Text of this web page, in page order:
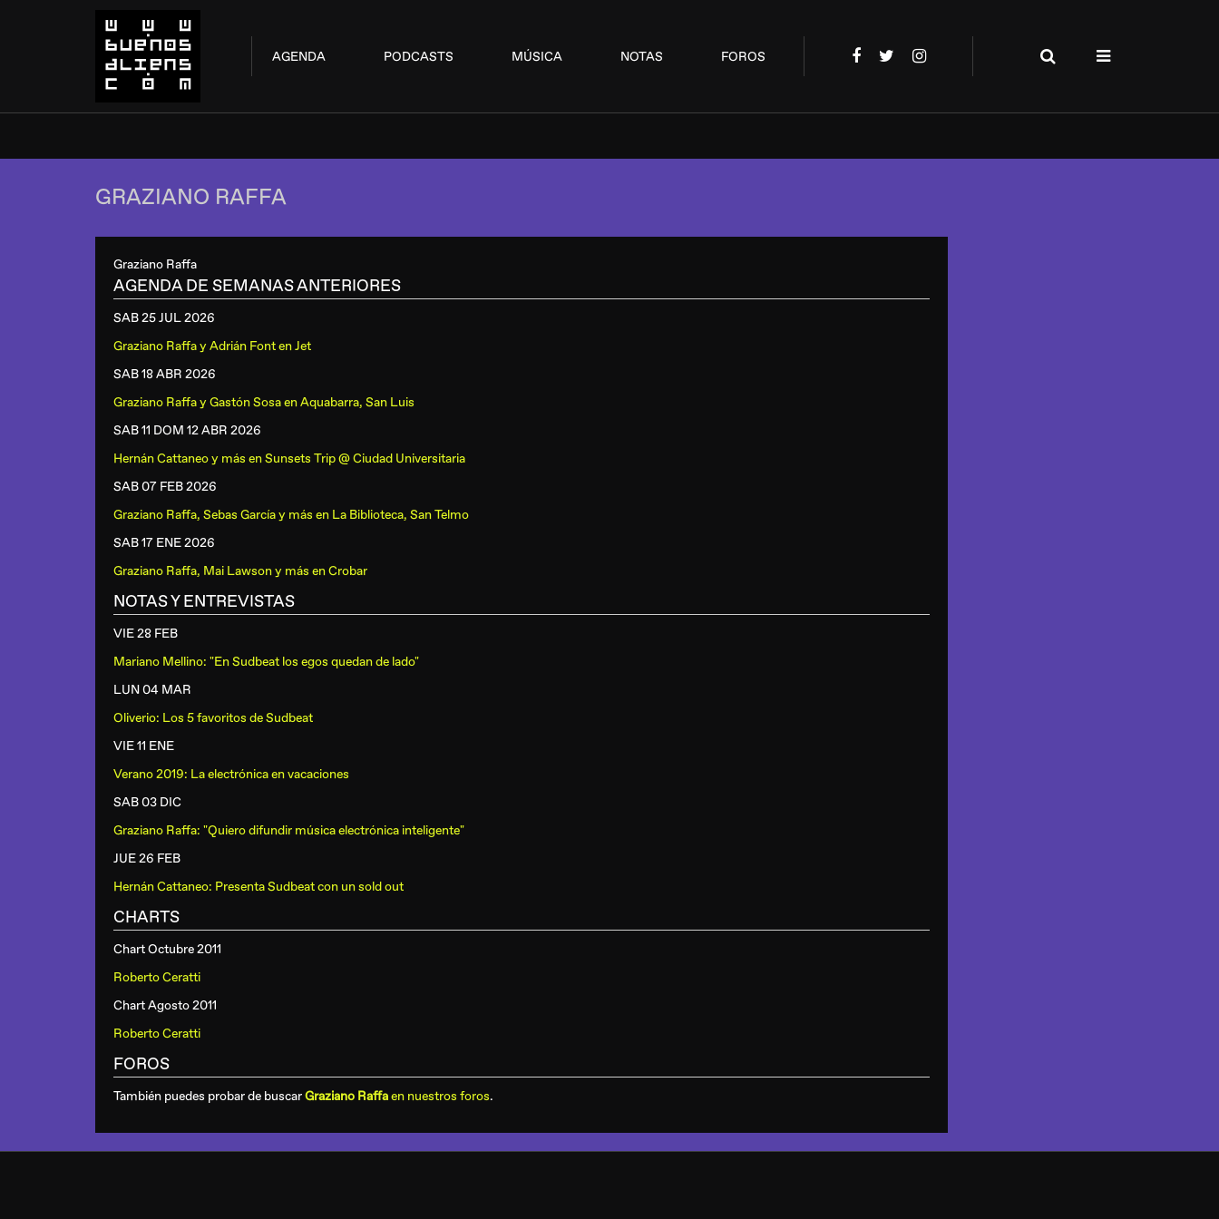
AGENDA PODCASTS MÚSICA NOTAS FOROS
GRAZIANO RAFFA
Graziano Raffa
AGENDA DE SEMANAS ANTERIORES
SAB 25 JUL2026
Graziano Raffa y Adrián FontenJet
SAB 18 ABR 2026
Graziano Raffa y Gastón SosaenAquabarra, San Luis
SAB 11 DOM 12 ABR 2026
Hernán Cattaneo y más enSunsets Trip @ Ciudad Universitaria
SAB 07 FEB2026
Graziano Raffa, Sebas García y más en La Biblioteca, San Telmo
SAB 17 ENE2026
Graziano Raffa, Mai Lawson y más enCrobar
NOTAS Y ENTREVISTAS
VIE 28 FEB
Mariano Mellino: "En Sudbeat los egos quedan de lado"
LUN 04 MAR
Oliverio: Los 5 favoritos de Sudbeat
VIE 11 ENE
Verano 2019: La electrónica en vacaciones
SAB 03 DIC
Graziano Raffa: "Quiero difundir música electrónica inteligente"
JUE 26 FEB
Hernán Cattaneo: Presenta Sudbeat con un sold out
CHARTS
Chart Octubre 2011
Roberto Ceratti
Chart Agosto 2011
Roberto Ceratti
FOROS
También puedes probar de buscarGraziano Raffaen nuestros foros.